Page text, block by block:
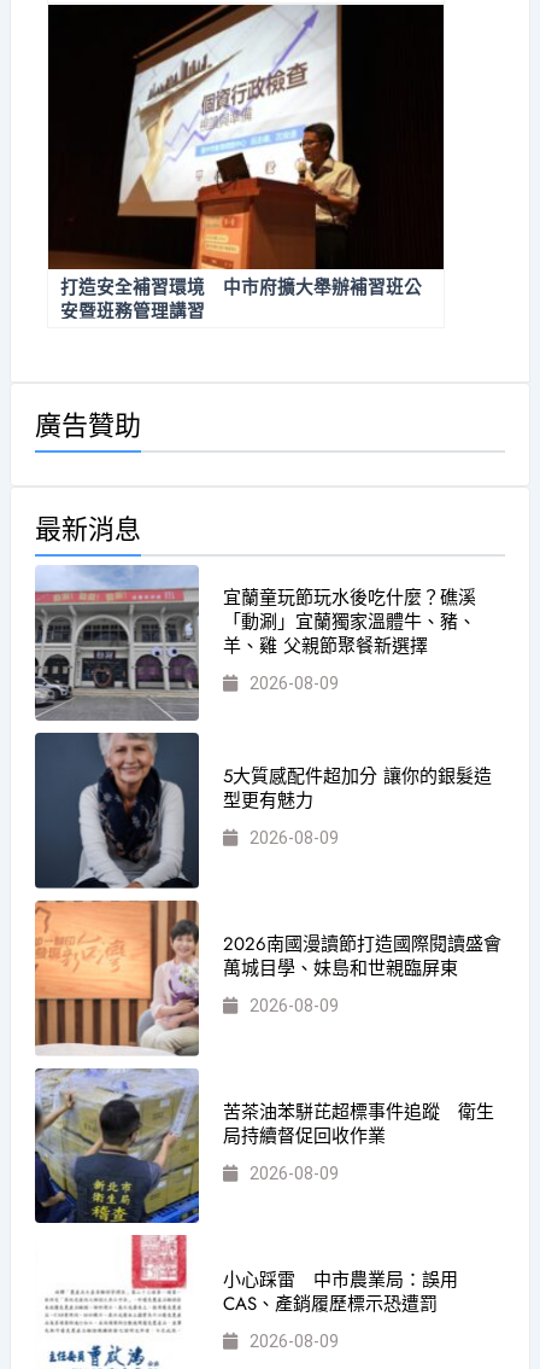
打造安全補習環境 中市府擴大舉辦補習班公
安暨班務管理講習
廣告贊助
最新消息
宜蘭童玩節玩水後吃什麼？礁溪
「動涮」宜蘭獨家溫體牛、豬、
羊、雞 父親節聚餐新選擇
2026-08-09
5大質感配件超加分 讓你的銀髮造
型更有魅力
2026-08-09
2026南國漫讀節打造國際閱讀盛會
萬城目學、妹島和世親臨屏東
2026-08-09
苦茶油苯駢芘超標事件追蹤 衛生
局持續督促回收作業
2026-08-09
小心踩雷 中市農業局：誤用
CAS、產銷履歷標示恐遭罰
2026-08-09